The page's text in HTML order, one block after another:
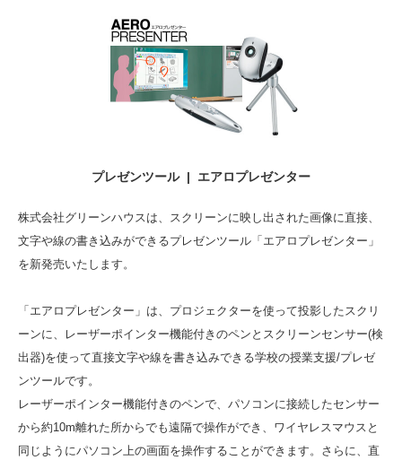
プレゼンツール | エアロプレゼンター
株式会社グリーンハウスは、スクリーンに映し出された画像に直接、
文字や線の書き込みができるプレゼンツール「エアロプレゼンター」
を新発売いたします。
「エアロプレゼンター」は、プロジェクターを使って投影したスクリ
ーンに、レーザーポインター機能付きのペンとスクリーンセンサー(検
出器)を使って直接文字や線を書き込みできる学校の授業支援/プレゼ
ンツールです。
レーザーポインター機能付きのペンで、パソコンに接続したセンサー
から約10m離れた所からでも遠隔で操作ができ、ワイヤレスマウスと
同じようにパソコン上の画面を操作することができます。さらに、直